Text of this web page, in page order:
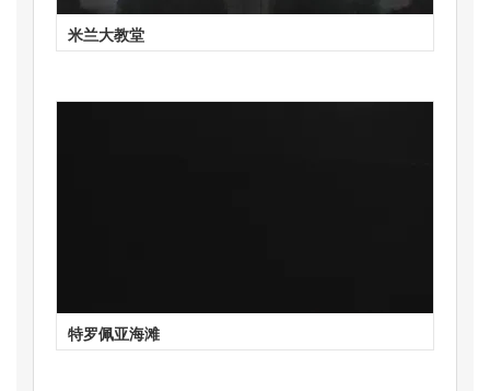
米兰大教堂
特罗佩亚海滩